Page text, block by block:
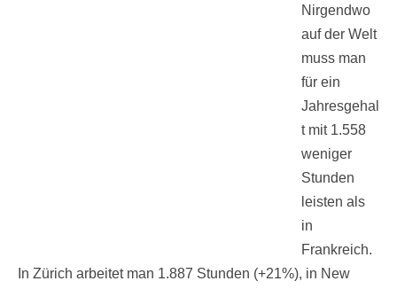
Nirgendwo
auf der Welt
muss man
für ein
Jahresgehal
t mit 1.558
weniger
Stunden
leisten als
in
Frankreich.
In Zürich arbeitet man 1.887 Stunden (+21%), in New